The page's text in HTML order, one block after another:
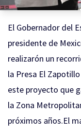
El Gobernador del
presidente de
realizarón un
la Presa El
este proyecto que
la Zona
próximos años.El